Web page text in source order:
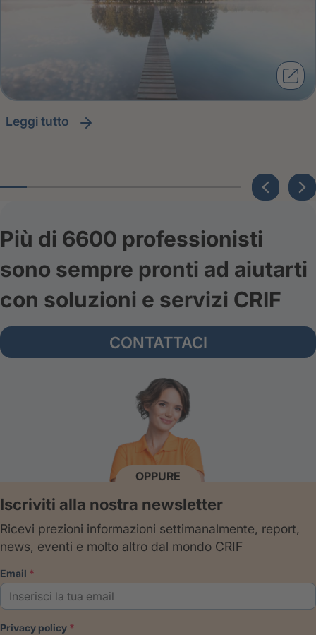
leggi tutto
Più di 6600 professionisti
sono sempre pronti ad aiutarti
con soluzioni e servizi CRIF
CONTATTACI
OPPURE
Iscriviti alla nostra newsletter
Ricevi prezioni informazioni settimanalmente, report,
news, eventi e molto altro dal mondo CRIF
email
privacy policy